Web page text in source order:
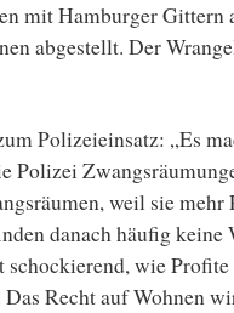
mit Hamburger Gittern
abgestellt. Der
Polizeieinsatz: „Es
Polizei
weil sie mehr
danach häufig keine
schockierend, wie
Recht auf Wohnen